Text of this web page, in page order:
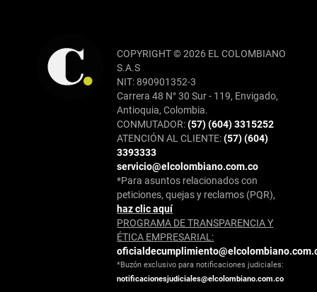
COPYRIGHT © 2026 EL COLOMBIANO
S.A.S
NIT: 890901352-3
Carrera 48 N° 30 Sur - 119, Envigado,
Antioquia, Colombia.
CONMUTADOR:(57) (604) 3315252
ATENCIÓN AL CLIENTE:(57) (604)
3393333
servicio@elcolombiano.com.co
*Para asuntos relacionados con
peticiones, quejas y reclamos (PQR),
haz clic aquí
PROGRAMA DE TRANSPARENCIA Y
ÉTICA EMPRESARIAL:
*Buzón exclusivo para notificaciones judiciales:
notificacionesjudiciales@elcolombiano.com.co